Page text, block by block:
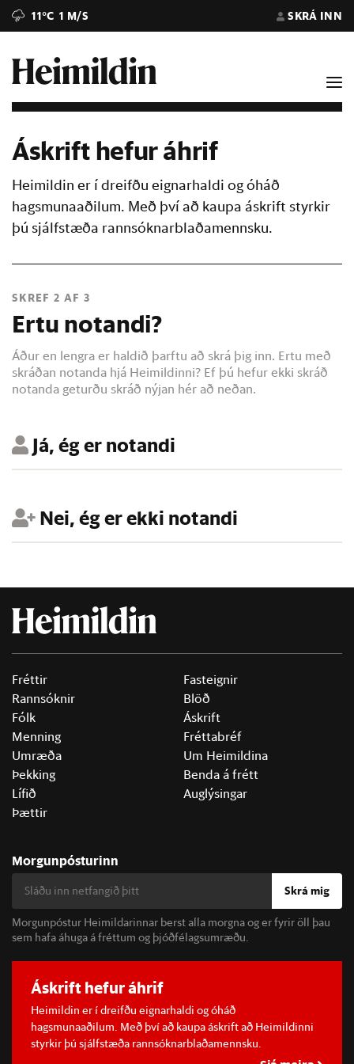
11°C 1 M/S SKRÁ INN
Áskrift hefur áhrif
Heimildin er í dreifðu eignarhaldi og óháð
hagsmunaaðilum. Með því að kaupa áskrift styrkir
þú sjálfstæða rannsóknarblaðamennsku.
SKREF 2 AF 3
Ertu notandi?
Áður en lengra er haldið þarftu að skrá þig inn. Ertu með
skráðan notanda hjá Heimildinni? Ef þú hefur ekki skráð
notanda geturðu skráð nýjan hér að neðan.
Já, ég er notandi
Nei, ég er ekki notandi
Fréttir
Rannsóknir
Fólk
Menning
Umræða
Þekking
Lífið
Þættir
Fasteignir
Blöð
Áskrift
Fréttabréf
Um Heimildina
Benda á frétt
Auglýsingar
Morgunpósturinn
Skrá mig
Morgunpóstur Heimildarinnar berst alla morgna og er fyrir öll þau
sem hafa áhuga á fréttum og þjóðfélagsumræðu.
Áskrift hefur áhrif
Heimildin er í dreifðu eignarhaldi og óháð
hagsmunaaðilum. Með því að kaupa áskrift að Heimildinni
styrkir þú sjálfstæða rannsóknarblaðamennsku.